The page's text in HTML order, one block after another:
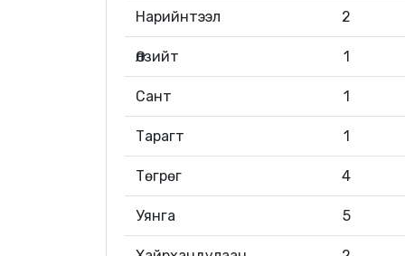
Нарийнтээл 2
Өлзийт 1
Сант 1
Тарагт 1
Төгрөг 4
Уянга 5